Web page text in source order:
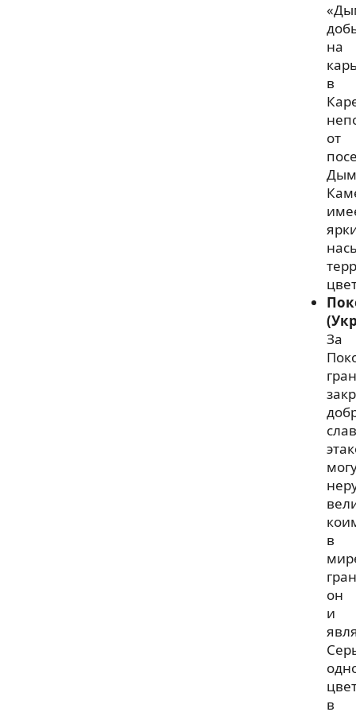
на
в
от
За
в
он
и
в